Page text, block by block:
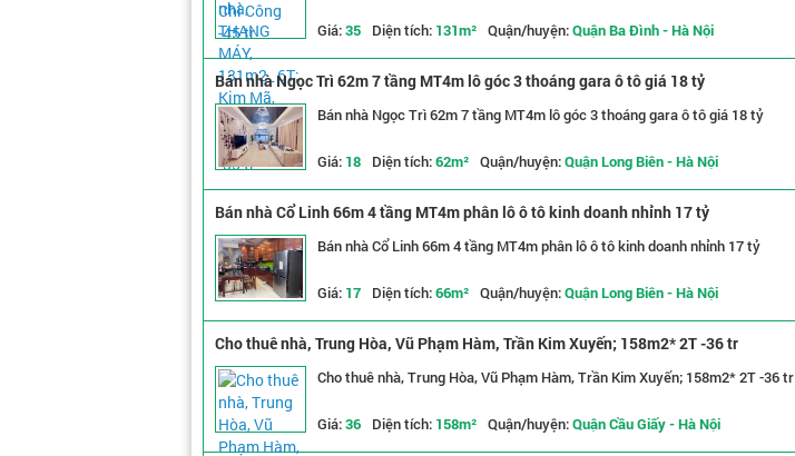
Giá:35 Diện tích: 131m² Quận/huyện:Quận Ba Đình - Hà Nội
Bán nhà Ngọc Trì 62m 7 tầng MT4m lô góc 3 thoáng gara ô tô giá 18 tỷ
Bán nhà Ngọc Trì 62m 7 tầng MT4m lô góc 3 thoáng gara ô tô giá 18 tỷ
Giá: 18 Diện tích:62m² Quận/huyện:Quận Long Biên - Hà Nội
Bán nhà Cổ Linh 66m 4 tầng MT4m phân lô ô tô kinh doanh nhỉnh 17 tỷ
Bán nhà Cổ Linh 66m 4 tầng MT4m phân lô ô tô kinh doanh nhỉnh 17 tỷ
Giá: 17 Diện tích:66m² Quận/huyện:Quận Long Biên - Hà Nội
Cho thuê nhà, Trung Hòa, Vũ Phạm Hàm, Trần Kim Xuyến; 158m2* 2T -36 tr
Cho thuê nhà, Trung Hòa, Vũ Phạm Hàm, Trần Kim Xuyến; 158m2* 2T -36 tr
Giá:36 Diện tích: 158m² Quận/huyện:Quận Cầu Giấy - Hà Nội